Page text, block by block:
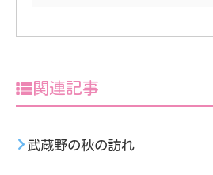
関連記事
武蔵野の秋の訪れ